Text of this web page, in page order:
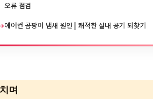
오류 점검
에어컨 곰팡이 냄새 원인 | 쾌적한 실내 공기 되찾기
며